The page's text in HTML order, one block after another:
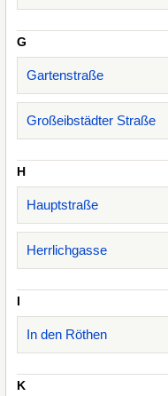
G
Gartenstraße
Großeibstädter Straße
H
Hauptstraße
Herrlichgasse
I
In den Röthen
K